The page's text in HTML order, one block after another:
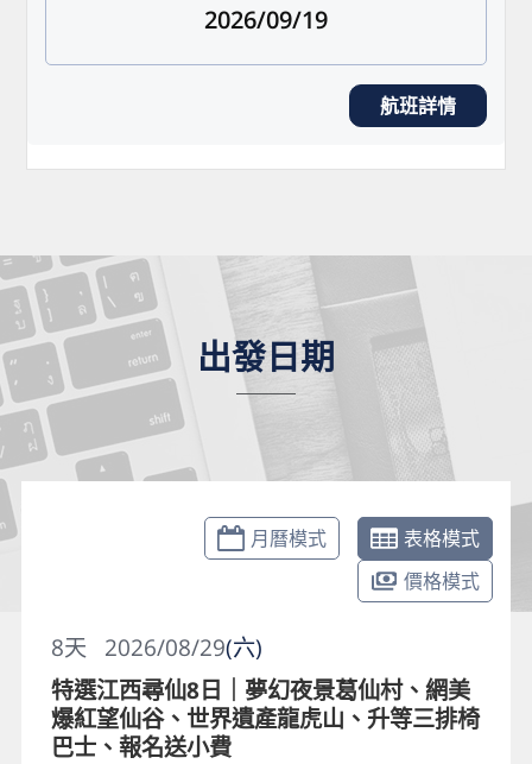
2026/09/19
航班詳情
出發日期
月曆模式
表格模式
價格模式
2026/08/29(六)
8天
特選江西尋仙8日｜夢幻夜景葛仙村、網美
爆紅望仙谷、世界遺產龍虎山、升等三排椅
巴士、報名送小費